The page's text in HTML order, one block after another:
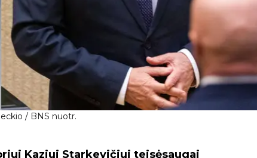
/ BNS nuotr.
Kaziui Starkevičiui teisėsaugai